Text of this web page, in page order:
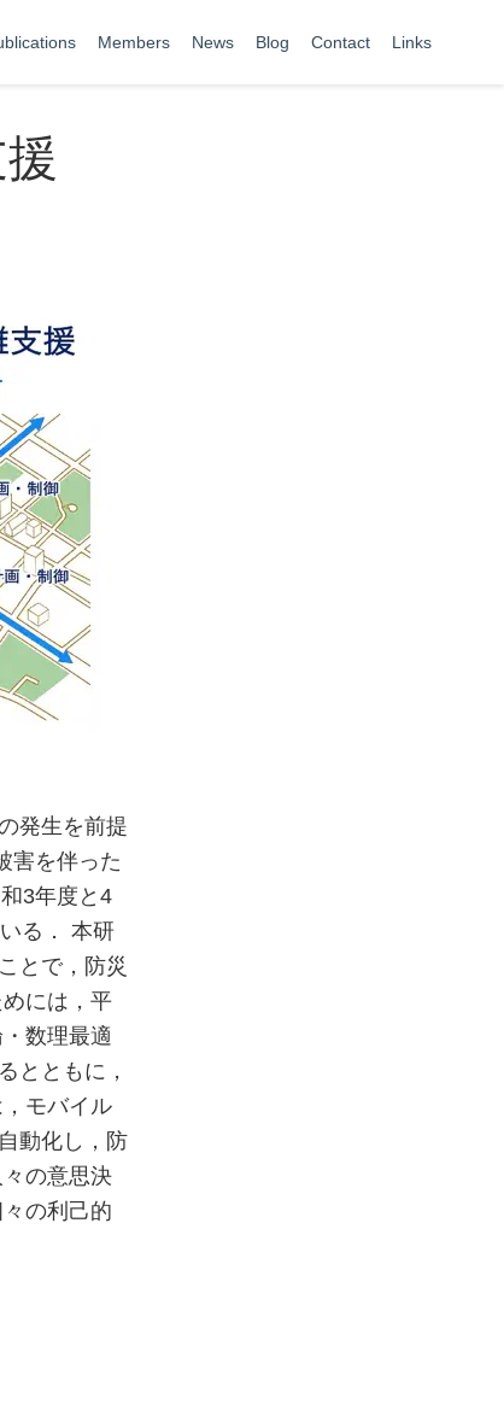
Members News Blog Contact Links
発生を前提
害を伴った
3年度と4
る． 本研
とで，防災
には，平
数理最適
とともに，
モバイル
動化し，防
の意思決
の利己的